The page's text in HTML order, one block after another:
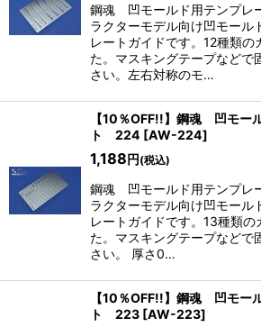
鋼魂 凹モールド用テンプレ
ラクターモデル向け凹モール
レートガイドです。12種類の
た。マスキングテープなどで
さい。左右対称のモ…
【10％OFF!!】鋼魂 凹モー
ト 224 [AW-224]
1,188 円 (税込)
鋼魂 凹モールド用テンプレ
ラクターモデル向け凹モール
レートガイドです。13種類の
た。マスキングテープなどで
さい。 厚さ0…
【10％OFF!!】鋼魂 凹モー
ト 223 [AW-223]